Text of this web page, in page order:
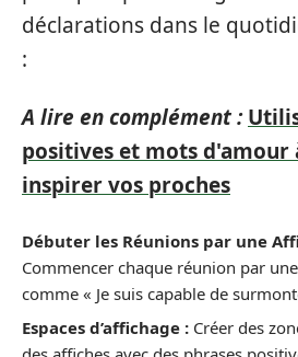
déclarations dans le
:
A lire en complément :
positives et mots
inspirer vos proches
Débuter les Réunions par une
Commencer chaque réunion par
comme « Je suis capable de
Espaces d’affichage : Créer des